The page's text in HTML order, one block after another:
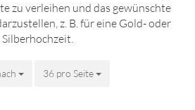
zu verleihen und das gewünschte
z. B. für eine Gold- oder
Silberhochzeit.
36 pro Seite
pro Seite